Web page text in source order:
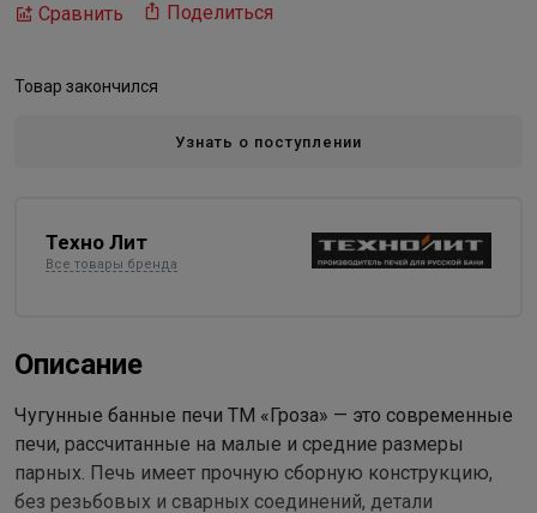
Сравнить Поделиться
Товар закончился
Узнать о поступлении
Техно Лит
Все товары бренда
Описание
Чугунные банные печи ТМ «Гроза» — это современные
печи, рассчитанные на малые и средние размеры
парных. Печь имеет прочную сборную конструкцию,
без резьбовых и сварных соединений, детали